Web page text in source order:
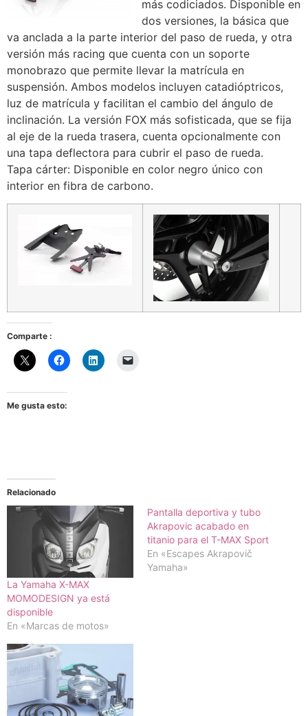
más codiciados. Disponible en
dos versiones, la básica que
va anclada a la parte interior del paso de rueda, y otra
versión más racing que cuenta con un soporte
monobrazo que permite llevar la matrícula en
suspensión. Ambos modelos incluyen catadióptricos,
luz de matrícula y facilitan el cambio del ángulo de
inclinación. La versión FOX más sofisticada, que se fija
al eje de la rueda trasera, cuenta opcionalmente con
una tapa deflectora para cubrir el paso de rueda.
Tapa cárter: Disponible en color negro único con
interior en fibra de carbono.
Comparte :
Me gusta esto:
Relacionado
La Yamaha X-MAX
MOMODESIGN ya está
disponible
En «Marcas de motos»
Pantalla deportiva y tubo
Akrapovic acabado en
titanio para el T-MAX Sport
En «Escapes Akrapovič
Yamaha»